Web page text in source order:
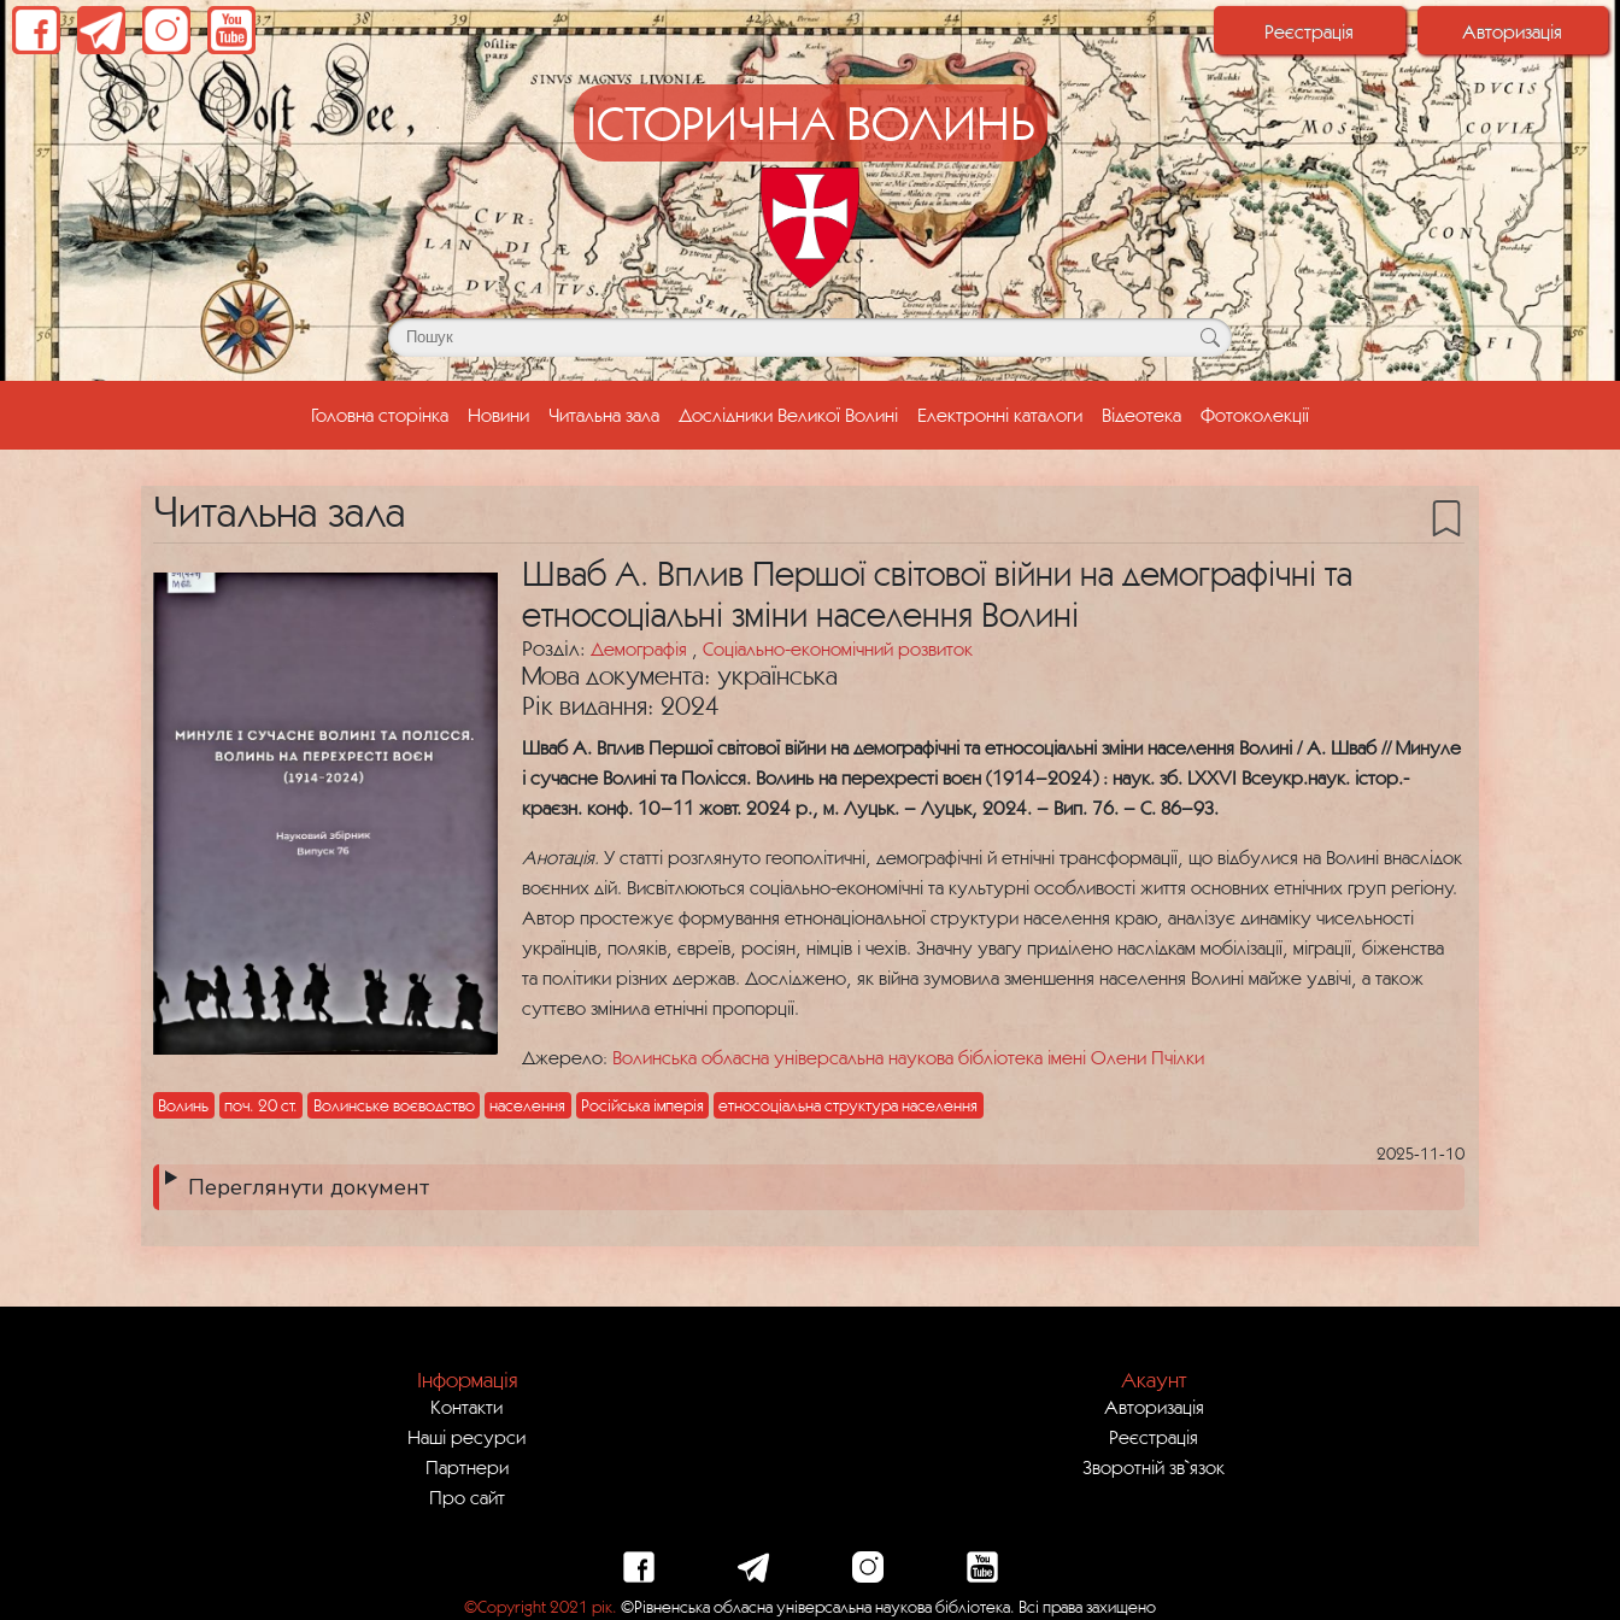
Авторизація
Реєстрація
ІСТОРИЧНА ВОЛИНЬ
Головна сторінка(current)
Новини Читальна зала Дослідники Великої Волині Електронні каталоги Відеотека Фотоколекції
Читальна зала
Шваб А. Вплив Першої світової війни на демографічні та
етносоціальні зміни населення Волині
Розділ: Демографія Соціально-економічний розвиток
Мова документа: українська
Рік видання: 2024
Шваб А. Вплив Першої світової війни на демографічні та етносоціальні зміни населення Волині / А. Шваб // Минуле
і сучасне Волині та Полісся. Волинь на перехресті воєн (1914–2024) : наук. зб. LXXVI Всеукр.наук. істор.-
краєзн. конф. 10–11 жовт. 2024 р., м. Луцьк. – Луцьк, 2024. – Вип. 76. – С. 86–93.
Анотація. У статті розглянуто геополітичні, демографічні й етнічні трансформації, що відбулися на Волині внаслідок
воєнних дій. Висвітлюються соціально-економічні та культурні особливості життя основних етнічних груп регіону.
Автор простежує формування етнонаціональної структури населення краю, аналізує динаміку чисельності
українців, поляків, євреїв, росіян, німців і чехів. Значну увагу приділено наслідкам мобілізації, міграції, біженства
та політики різних держав. Досліджено, як війна зумовила зменшення населення Волині майже удвічі, а також
суттєво змінила етнічні пропорції.
Джерело: Волинська обласна універсальна наукова бібліотека імені Олени Пчілки
Волинь поч. 20 ст. Волинське воєводство населення Російська імперія етносоціальна структура населення
2025-11-10
Переглянути документ
Інформація
Контакти
Наші ресурси
Партнери
Про сайт
Акаунт
Авторизація
Реєстрація
Зворотній зв`язок
©Copyright 2021 рік. ©Рівненська обласна універсальна наукова бібліотека. Всі права захищено